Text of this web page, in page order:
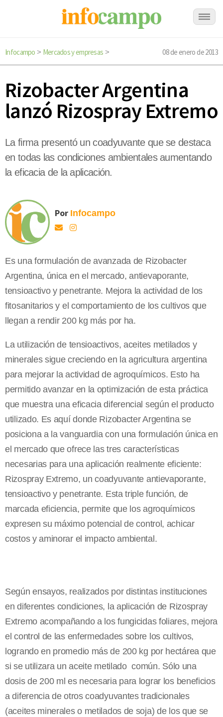
Infocampo > Mercados y empresas > 08 de enero de 2013
Rizobacter Argentina
lanzó Rizospray Extremo
La firma presentó un coadyuvante que se destaca
en todas las condiciones ambientales aumentando
la eficacia de la aplicación.
Por Infocampo
Es una formulación de avanzada de Rizobacter
Argentina, única en el mercado, antievaporante,
tensioactivo y penetrante. Mejora la actividad de los
fitosanitarios y el comportamiento de los cultivos que
llegan a rendir 200 kg más por ha.
La utilización de tensioactivos, aceites metilados y
minerales sigue creciendo en la agricultura argentina
para mejorar la actividad de agroquímicos. Esto ha
permitido avanzar en la optimización de esta práctica
que muestra una eficacia diferencial según el producto
utilizado. Es aquí donde Rizobacter Argentina se
posiciona a la vanguardia con una formulación única en
el mercado que ofrece las tres características
necesarias para una aplicación realmente eficiente:
Rizospray Extremo, un coadyuvante antievaporante,
tensioactivo y penetrante. Esta triple función, de
marcada eficiencia, permite que los agroquímicos
expresen su máximo potencial de control, achicar
costos y aminorar el impacto ambiental.
Según ensayos, realizados por distintas instituciones
en diferentes condiciones, la aplicación de Rizospray
Extremo acompañando a los fungicidas foliares, mejora
el control de las enfermedades sobre los cultivos,
logrando en promedio más de 200 kg por hectárea que
si se utilizara un aceite metilado común. Sólo una
dosis de 200 ml es necesaria para lograr los beneficios
a diferencia de otros coadyuvantes tradicionales
(aceites minerales o metilados de soja) de los que se